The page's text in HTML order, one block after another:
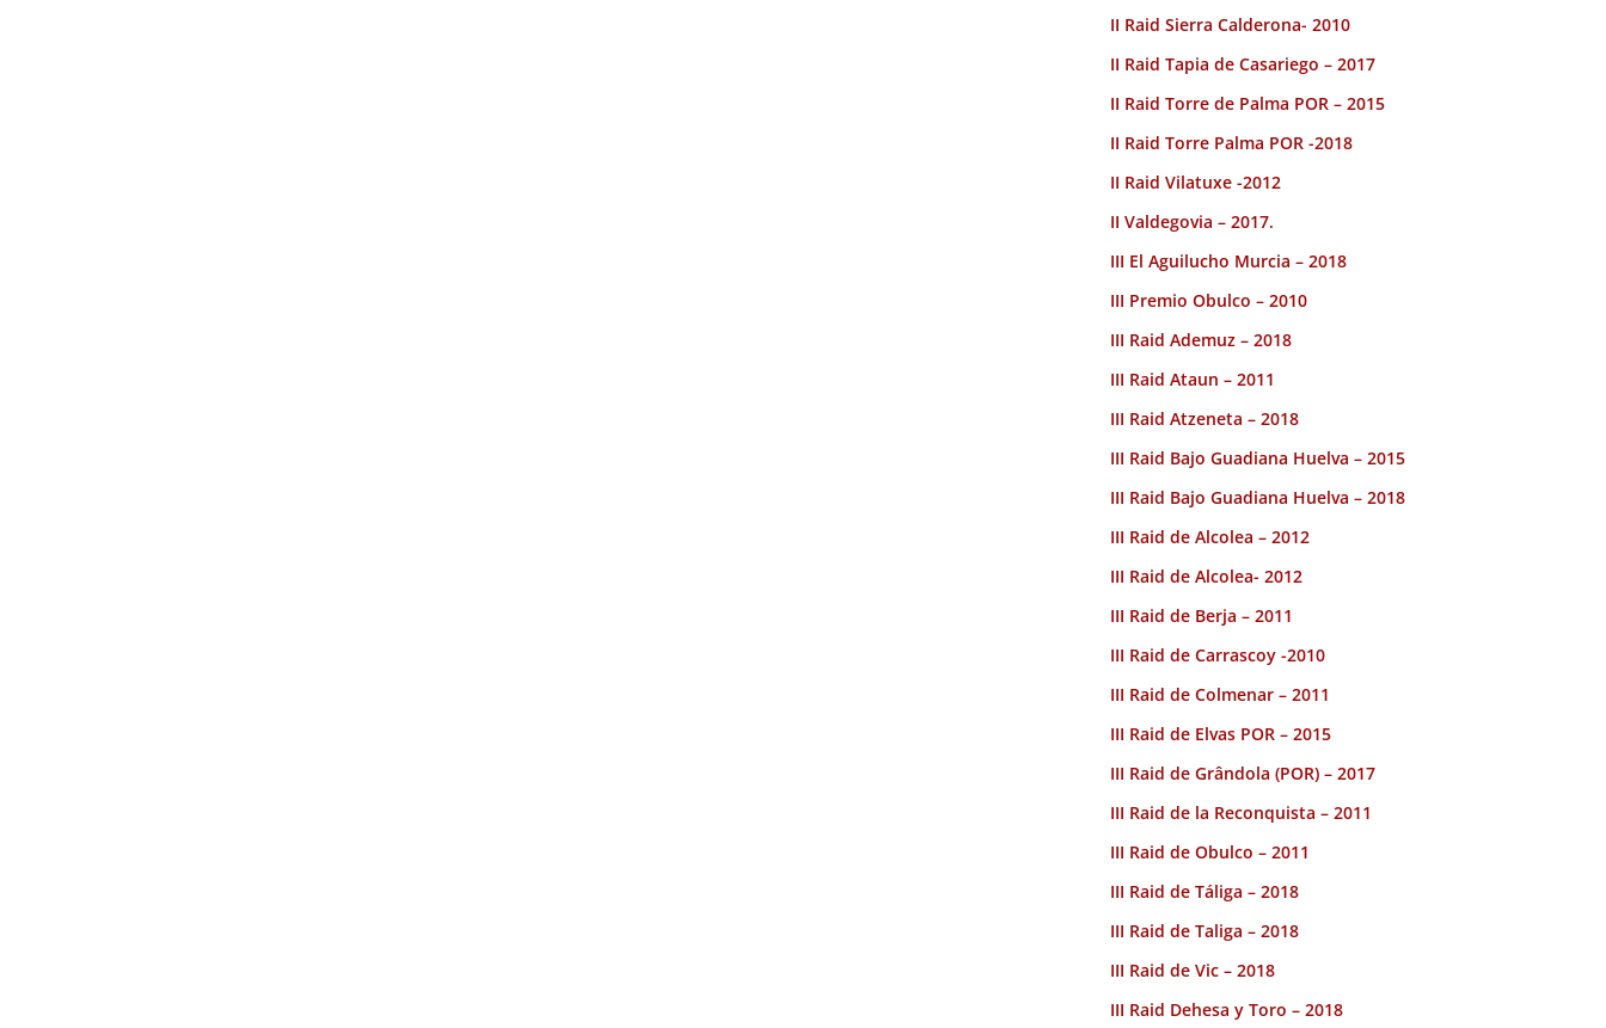
II Raid Sierra Calderona- 2010
II Raid Tapia de Casariego – 2017
II Raid Torre de Palma POR – 2015
II Raid Torre Palma POR -2018
II Raid Vilatuxe -2012
II Valdegovia – 2017.
III El Aguilucho Murcia – 2018
III Premio Obulco – 2010
III Raid Ademuz – 2018
III Raid Ataun – 2011
III Raid Atzeneta – 2018
III Raid Bajo Guadiana Huelva – 2015
III Raid Bajo Guadiana Huelva – 2018
III Raid de Alcolea – 2012
III Raid de Alcolea- 2012
III Raid de Berja – 2011
III Raid de Carrascoy -2010
III Raid de Colmenar – 2011
III Raid de Elvas POR – 2015
III Raid de Grândola (POR) – 2017
III Raid de la Reconquista – 2011
III Raid de Obulco – 2011
III Raid de Táliga – 2018
III Raid de Taliga – 2018
III Raid de Vic – 2018
III Raid Dehesa y Toro – 2018